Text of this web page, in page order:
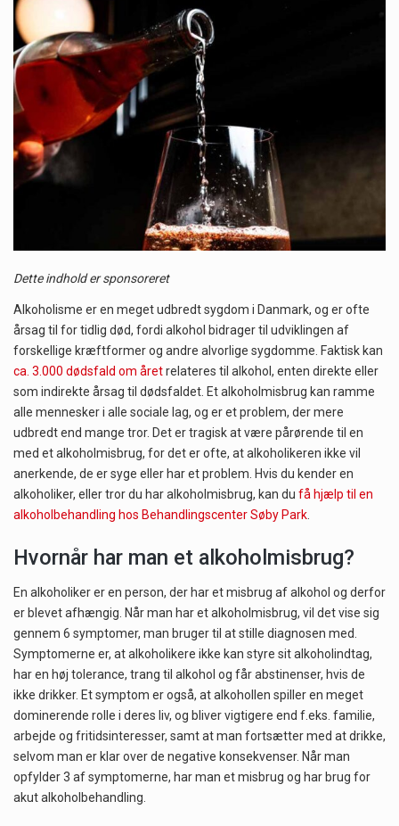
Dette indhold er sponsoreret
Alkoholisme er en meget udbredt sygdom i Danmark, og er ofte
årsag til for tidlig død, fordi alkohol bidrager til udviklingen af
forskellige kræftformer og andre alvorlige sygdomme. Faktisk kan
ca. 3.000 dødsfald om åretrelateres til alkohol, enten direkte eller
som indirekte årsag til dødsfaldet. Et alkoholmisbrug kan ramme
alle mennesker i alle sociale lag, og er et problem, der mere
udbredt end mange tror. Det er tragisk at være pårørende til en
med et alkoholmisbrug, for det er ofte, at alkoholikeren ikke vil
anerkende, de er syge eller har et problem. Hvis du kender en
alkoholiker, eller tror du har alkoholmisbrug, kan du få hjælp til en
alkoholbehandling hos Behandlingscenter Søby Park.
Hvornår har man et alkoholmisbrug?
En alkoholiker er en person, der har et misbrug af alkohol og derfor
er blevet afhængig. Når man har et alkoholmisbrug, vil det vise sig
gennem 6 symptomer, man bruger til at stille diagnosen med.
Symptomerne er, at alkoholikere ikke kan styre sit alkoholindtag,
har en høj tolerance, trang til alkohol og får abstinenser, hvis de
ikke drikker. Et symptom er også, at alkohollen spiller en meget
dominerende rolle i deres liv, og bliver vigtigere end f.eks. familie,
arbejde og fritidsinteresser, samt at man fortsætter med at drikke,
selvom man er klar over de negative konsekvenser. Når man
opfylder 3 af symptomerne, har man et misbrug og har brug for
akut alkoholbehandling.